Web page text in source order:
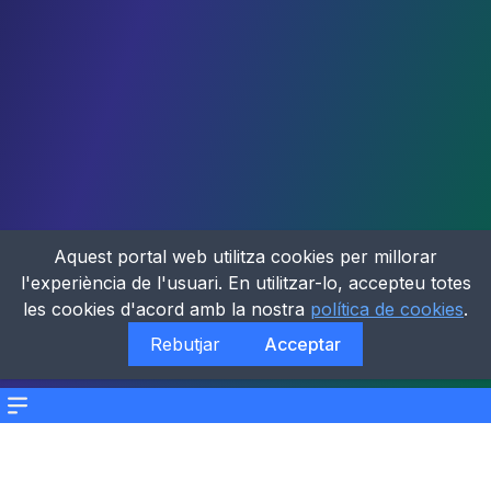
Menu
Aquest portal web utilitza cookies per millorar
l'experiència de l'usuari. En utilitzar-lo, accepteu totes
les cookies d'acord amb la nostra política de cookies.
Rebutjar
Acceptar